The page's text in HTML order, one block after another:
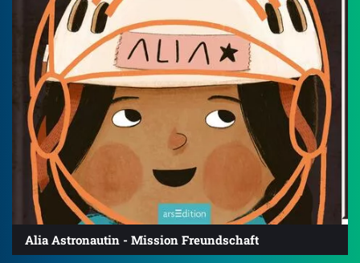
Alia Astronautin - Mission Freundschaft